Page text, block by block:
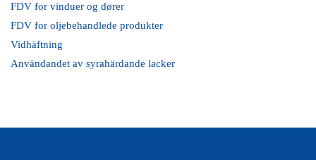
FDV for vinduer og dører
FDV for oljebehandlede produkter
Vidhäftning
Användandet av syrahärdande lacker